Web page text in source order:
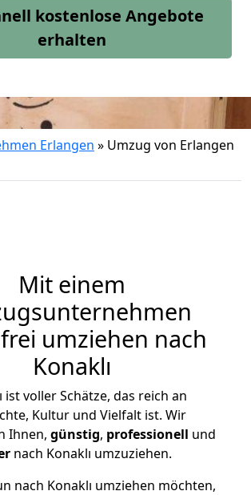
kostenlose Angebote
erhalten
Erlangen » Umzug von Erlangen
Mit einem
umziehen nach
Konaklı
ist voller Schätze, das reich an
Kultur und Vielfalt ist. Wir
Ihnen, günstig, professionell und
nach Konaklı umzuziehen.
nach Konaklı umziehen möchten,